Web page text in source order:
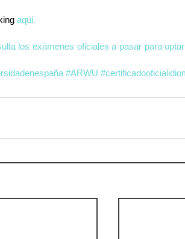
aqui.
los exámenes oficiales a pasar para
#ARWU